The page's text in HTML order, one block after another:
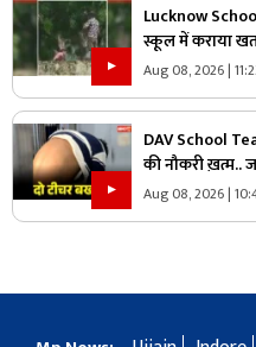
Lucknow
स्कूल में कराया
हड़कंप
Aug 08, 2026 |
DAV School
की नौकरी ख़त्म..
ये तालिबानी सजा
Aug 08, 2026 |